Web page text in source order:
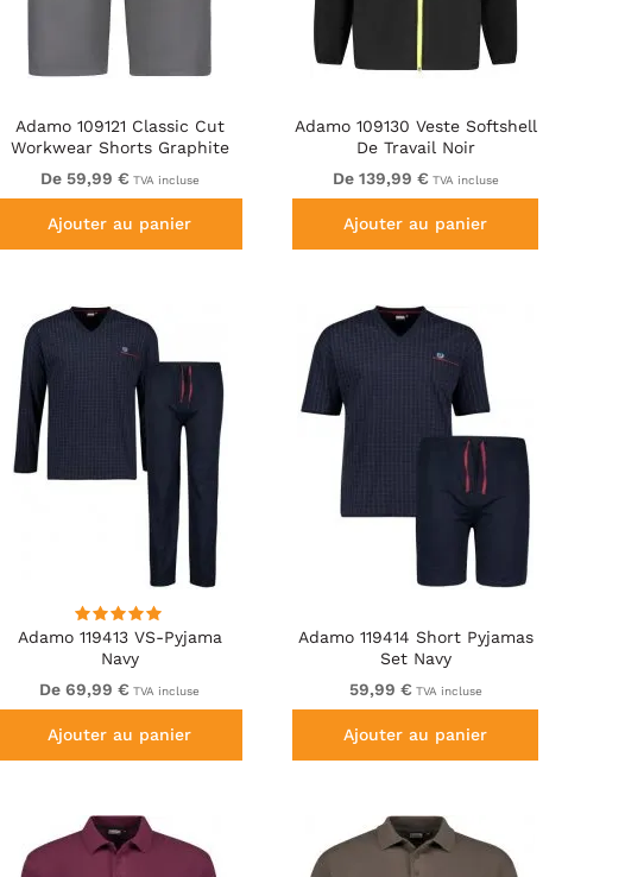
Adamo 109121 Classic Cut
Workwear Shorts Graphite
Grey
De 59,99 € TVA incluse
Ajouter au panier
Adamo 109130 Veste Softshell
De Travail Noir
De 139,99 € TVA incluse
Ajouter au panier
Adamo 119413 VS-Pyjama
Navy
De 69,99 € TVA incluse
Ajouter au panier
Adamo 119414 Short Pyjamas
Set Navy
59,99 € TVA incluse
Ajouter au panier